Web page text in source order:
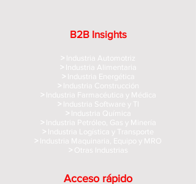
B2B Insights
> Industria Automotriz
>Industria Alimentaria
> Industria Energética
> Industria Construcción
> Industria Farmacéutica y Médica
> Industria Software y TI
> Industria Química
> Industria Petróleo, Gas y Minería
> Industria Logística y Transporte
> Industria Maquinaria, Equipo y MRO
> Otras Industrias
Acceso rápido